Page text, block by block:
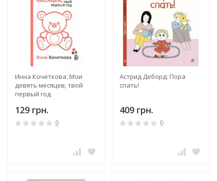
Инна Кочеткова: Мои
девять месяцев, твой
первый год
129 грн.
0
Астрид Деборд: Пора
спать!
409 грн.
0